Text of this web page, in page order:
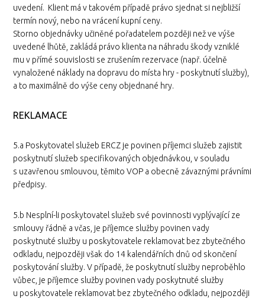
uvedení. Klient má v takovém případě právo sjednat si nejbližší
termín nový, nebo na vrácení kupní ceny.
Storno objednávky učiněné pořadatelem později než ve výše
uvedené lhůtě, zakládá právo klienta na náhradu škody vzniklé
mu v přímé souvislosti se zrušením rezervace (např. účelně
vynaložené náklady na dopravu do místa hry - poskytnutí služby),
a to maximálně do výše ceny objednané hry.
REKLAMACE
5.a Poskytovatel služeb ERCZ je povinen příjemci služeb zajistit
poskytnutí služeb specifikovaných objednávkou, v souladu
s uzavřenou smlouvou, těmito VOP a obecně závaznými právními
předpisy.
5.b Nesplní-li poskytovatel služeb své povinnosti vyplývající ze
smlouvy řádně a včas, je příjemce služby povinen vady
poskytnuté služby u poskytovatele reklamovat bez zbytečného
odkladu, nejpozději však do 14 kalendářních dnů od skončení
poskytování služby. V případě, že poskytnutí služby neproběhlo
vůbec, je příjemce služby povinen vady poskytnuté služby
u poskytovatele reklamovat bez zbytečného odkladu, nejpozději